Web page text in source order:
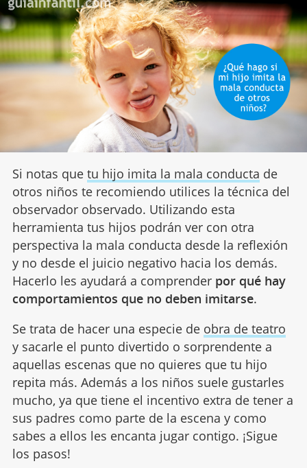
Si notas que tu hijo imita la mala conducta de
otros niños te recomiendo utilices la técnica del
observador observado. Utilizando esta
herramienta tus hijos podrán ver con otra
perspectiva la mala conducta desde la reflexión
y no desde el juicio negativo hacia los demás.
Hacerlo les ayudará a comprender por qué hay
comportamientos que no deben imitarse.
Se trata de hacer una especie de obra de teatro
y sacarle el punto divertido o sorprendente a
aquellas escenas que no quieres que tu hijo
repita más. Además a los niños suele gustarles
mucho, ya que tiene el incentivo extra de tener a
sus padres como parte de la escena y como
sabes a ellos les encanta jugar contigo. ¡Sigue
los pasos!